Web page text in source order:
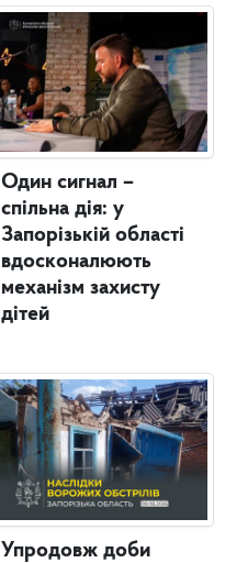
Один сигнал –
спільна дія: у
Запорізькій області
вдосконалюють
механізм захисту
дітей
Упродовж доби